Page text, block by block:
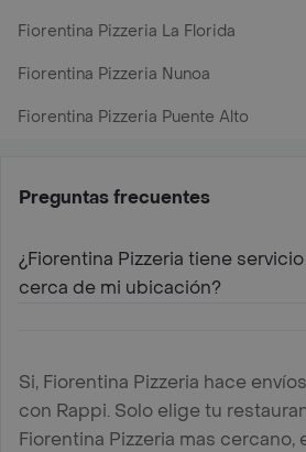
Fiorentina Pizzeria La Florida
Fiorentina Pizzeria Nunoa
Fiorentina Pizzeria Puente Alto
Preguntas frecuentes
¿Fiorentina Pizzeria tiene
cerca de mi ubicación?
Si, Fiorentina Pizzeria hace
con Rappi. Solo elige tu
Fiorentina Pizzeria mas